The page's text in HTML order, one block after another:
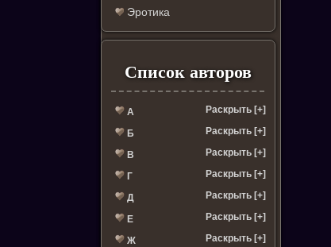
Эротика
Список авторов
А Раскрыть [+]
Б Раскрыть [+]
В Раскрыть [+]
Г Раскрыть [+]
Д Раскрыть [+]
Е Раскрыть [+]
Ж Раскрыть [+]